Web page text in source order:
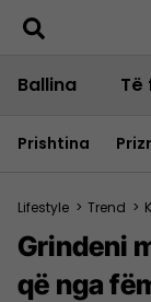
Ballina Të
Prishtina
Lifestyle > Trend >
Grindeni
që nga